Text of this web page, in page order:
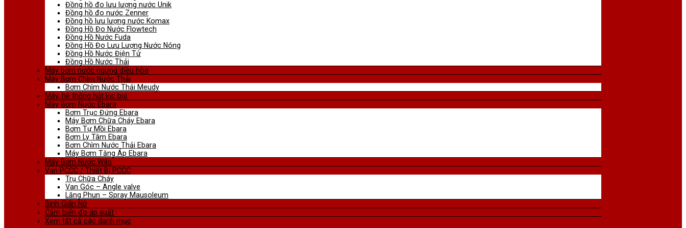
Đồng hồ đo lưu lượng nước Unik
Đồng hồ đo nước Zenner
Đồng hồ lưu lượng nước Komax
Đồng Hồ Đo Nước Flowtech
Đồng Hồ Nước Fuda
Đồng Hồ Đo Lưu Lượng Nước Nóng
Đồng Hồ Nước Điện Tử
Đồng Hồ Nước Thải
Máy bơm nước ngưng điều hòa
Máy Bơm Chìm Nước Thải
Bơm Chìm Nước Thải Meudy
Máy, hệ thống hút lọc bụi
Máy Bơm Nước Ebara
Bơm Trục Đứng Ebara
Máy Bơm Chữa Cháy Ebara
Bơm Tự Mồi Ebara
Bơm Ly Tâm Ebara
Bơm Chìm Nước Thải Ebara
Máy Bơm Tăng Áp Ebara
Máy Bơm Nước Wilo
Van PCCC / Thiết Bị PCCC
Trụ Chữa Cháy
Van Góc – Angle valve
Lăng Phun – Spray Mausoleum
Bình Giãn Nở
Cảm biến đo áp suất
Xem tất cả các danh mục